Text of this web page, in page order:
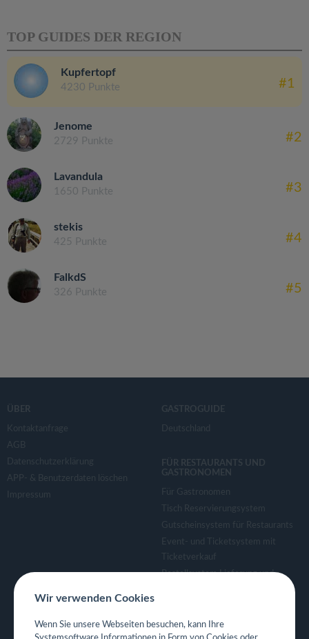
TOP GUIDES DER REGION
Kupfertopf
4230 Punkte #1
Jenome
2729 Punkte #2
Lavandula
1650 Punkte #3
stekis
425 Punkte #4
FalkdS
326 Punkte #5
ÜBER
Kontaktanfrage
AGB
Datenschutzerklärung
APP- & Benutzerdaten löschen
Impressum
GASTROGUIDE
Deutschland
FÜR RESTAURANTS UND
GASTRONOMEN
Für Gastronomen
Tisch Reservierungsystem
Gutscheinsystem für Restaurants
Event- und Ticketsystem mit
Ticketverkauf
Bestellsystem Lieferung und
Eigene App für Restaurant
Wir verwenden Cookies
Wenn Sie unsere Webseiten besuchen, kann Ihre